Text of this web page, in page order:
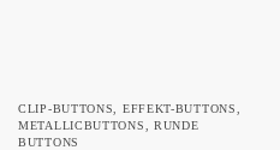
CLIP-BUTTONS EFFEKT-BUTTONS
METALLICBUTTONS
RUNDE
BUTTONS